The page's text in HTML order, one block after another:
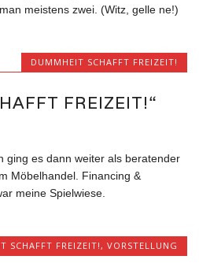
meistens zwei. (Witz, gelle ne!)
DUMMHEIT SCHAFFT FREIZEIT!
FREIZEIT!“
ging es dann weiter als beratender
Möbelhandel. Financing &
meine Spielwiese.
SCHAFFT FREIZEIT!, VORSTELLUNG